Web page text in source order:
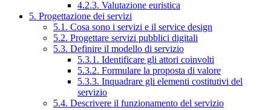
4.2.3. Valutazione euristica
5. Progettazione dei servizi
5.1. Cosa sono i servizi e il service design
5.2. Progettare servizi pubblici digitali
5.3. Definire il modello di servizio
5.3.1. Identificare gli attori coinvolti
5.3.2. Formulare la proposta di valore
5.3.3. Inquadrare gli elementi costitutivi del
servizio
5.4. Descrivere il funzionamento del servizio